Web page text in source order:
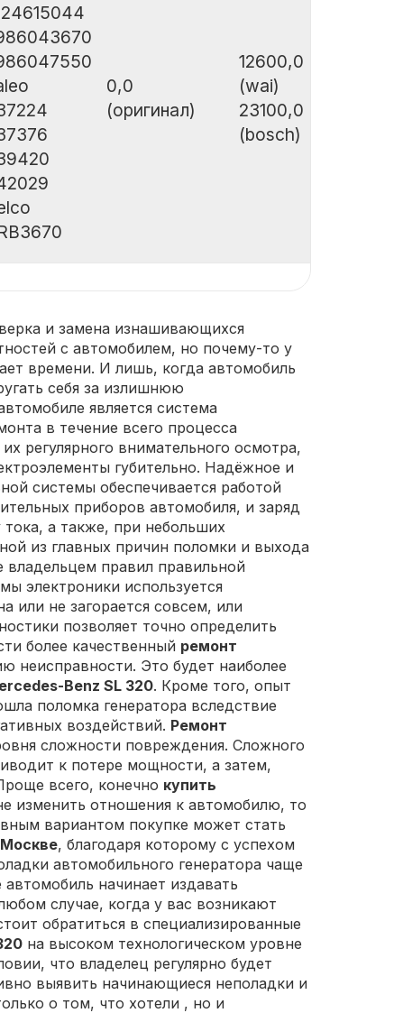
0,0
(оригинал)
12600,0
(wai)
23100,0
(bosch)
и замена изнашивающихся
с автомобилем, но почему-то у
времени. И лишь, когда автомобиль
себя за излишнюю
является система
в течение всего процесса
регулярного внимательного осмотра,
губительно. Надёжное и
системы обеспечивается работой
приборов автомобиля, и заряд
а также, при небольших
из главных причин поломки и выхода
владельцем правил правильной
электроники используется
или не загорается совсем, или
позволяет точно определить
более качественный ремонт
неисправности. Это будет наиболее
Benz SL 320. Кроме того, опыт
поломка генератора вследствие
воздействий. Ремонт
сложности повреждения. Сложного
к потере мощности, а затем,
всего, конечно купить
изменить отношения к автомобилю, то
вариантом покупке может стать
, благодаря которому с успехом
автомобильного генератора чаще
начинает издавать
случае, когда у вас возникают
обратиться в специализированные
на высоком технологическом уровне
что владелец регулярно будет
выявить начинающиеся неполадки и
о том, что хотели , но и